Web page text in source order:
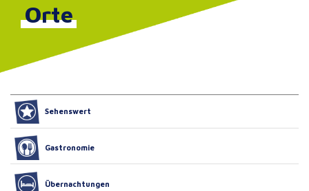
Orte
Sehenswert
Gastronomie
Übernachtungen